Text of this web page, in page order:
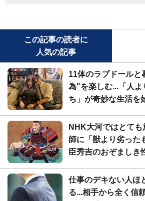
この記事の読者に
人気の記事
11体のラブドール
為"を楽しむ...「人
ち」が奇妙な生活を
NHK大河ではとて
師に「獣より劣った
臣秀吉のおぞましき
仕事のデキない人ほ
る...相手から全く信